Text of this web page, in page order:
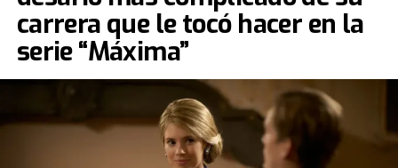
carrera que le tocó hacer en la
serie “Máxima”